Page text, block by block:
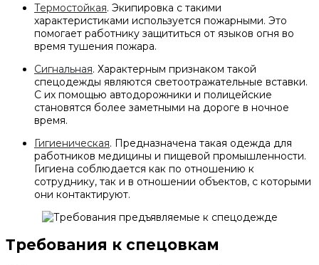
Термостойкая. Экипировка с такими
характеристиками используется пожарными. Это
помогает работнику защититься от языков огня во
время тушения пожара.
Сигнальная. Характерным признаком такой
спецодежды являются светоотражательные вставки.
С их помощью автодорожники и полицейские
становятся более заметными на дороге в ночное
время.
Гигиеническая. Предназначена такая одежда для
работников медицины и пищевой промышленности.
Гигиена соблюдается как по отношению к
сотруднику, так и в отношении объектов, с которыми
они контактируют.
Требования к спецовкам